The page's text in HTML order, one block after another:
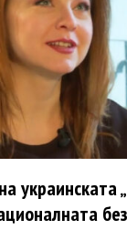
украинската